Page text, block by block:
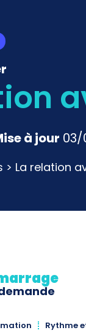
à jour 03/
> La relation
Rythme